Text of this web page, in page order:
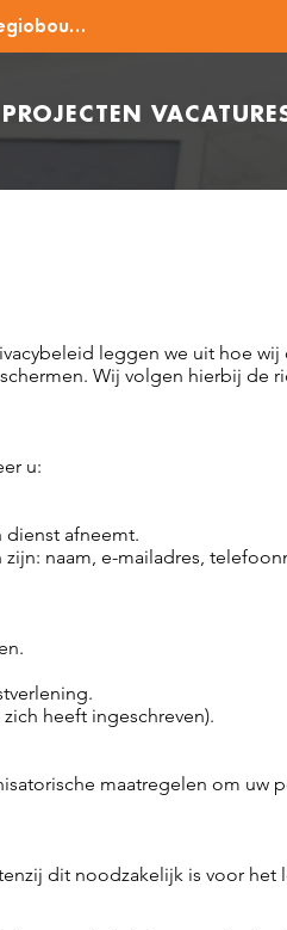
info@euregiobouw.nl
PROJECTEN
leggen we uit hoe
Wij volgen hierbij de
u:
dienst afneemt.
naam, e-mailadres,
heeft ingeschreven).
maatregelen om uw
dit noodzakelijk is voor het